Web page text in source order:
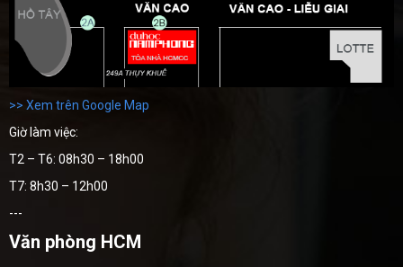
>> Xem trên Google Map
Giờ làm việc:
T2 – T6: 08h30 – 18h00
T7: 8h30 – 12h00
---
Văn phòng HCM